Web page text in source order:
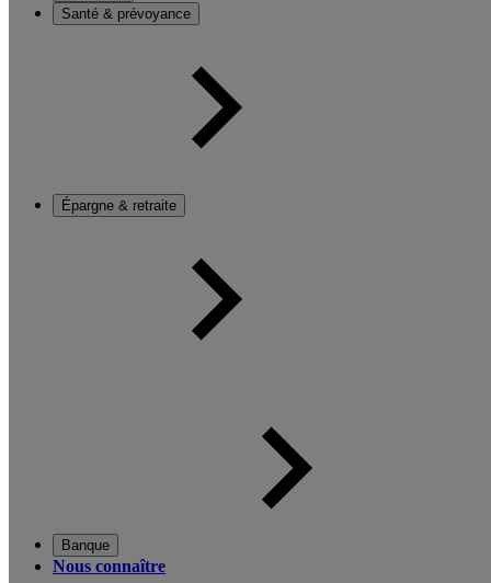
Santé & prévoyance
Épargne & retraite
Banque
Nous connaître